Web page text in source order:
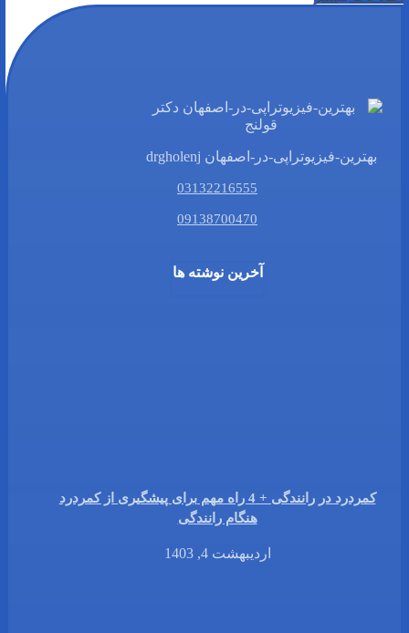
بهترین-فیزیوتراپی-در-اصفهان drgholenj
03132216555
09138700470
آخرین نوشته ها
کمردرد در رانندگی + 4 راه مهم برای پیشگیری از کمردرد
هنگام رانندگی
اردیبهشت 4, 1403